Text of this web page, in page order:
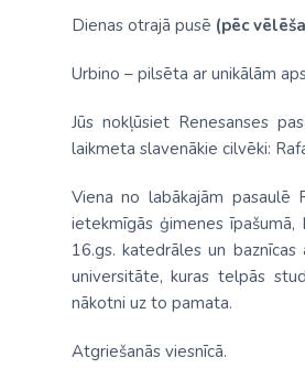
Dienas otrajā pusē (pēc
Urbino – pilsēta ar unikālām
Jūs nokļūsiet Renesanses
laikmeta slavenākie cilvēki:
Viena no labākajām pasaulē
ietekmīgās ģimenes
16.gs. katedrāles un
universitāte, kuras telpās
nākotni uz to pamata.
Atgriešanās viesnīcā.